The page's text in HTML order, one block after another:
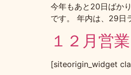
今年もあと20日ばか
です。 年内は、29日
１２月営
[siteorigin_widget